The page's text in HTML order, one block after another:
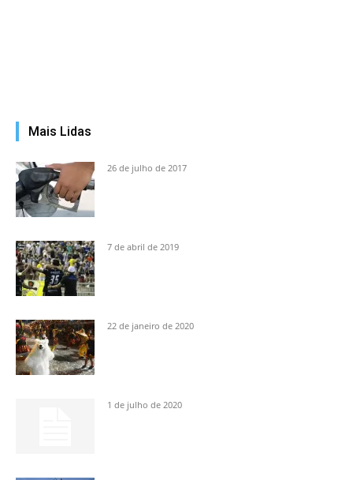
Mais Lidas
26 de julho de 2017
7 de abril de 2019
22 de janeiro de 2020
1 de julho de 2020